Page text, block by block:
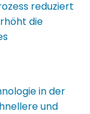
reduziert
die
in der
und